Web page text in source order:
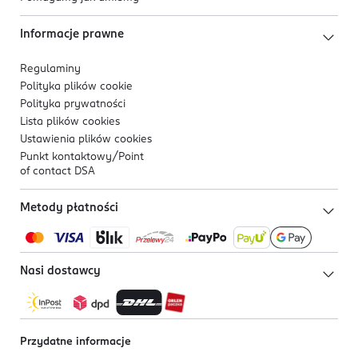
Informacje prawne
Regulaminy
Polityka plików cookie
Polityka prywatności
Lista plików cookies
Ustawienia plików cookies
Punkt kontaktowy/ Point
of contact DSA
Metody płatności
Nasi dostawcy
Przydatne informacje